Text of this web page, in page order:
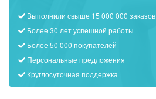
Выполнили свыше 15 000 000 заказов
Более 30 лет успешной работы
Более 50 000 покупателей
Персональные предложения
Круглосуточная поддержка